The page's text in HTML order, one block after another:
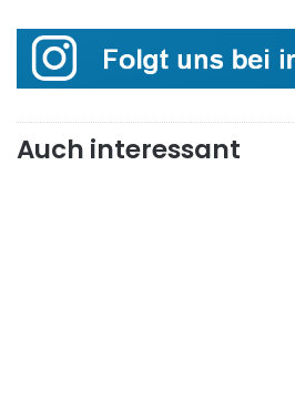
Auch interessant